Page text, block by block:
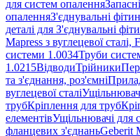
для систем опалення
опаленняЗ'єднувальні
деталі для З'єднувальні
Mapress з вуглецевої
системи 1.0034Труби
1.0215ВідводиТрійники
та з'єднання, роз'ємні
вуглецевої сталі
трубКріплення для труб
елементівУщільнювачі для
фланцевих з'єднаньGeberit